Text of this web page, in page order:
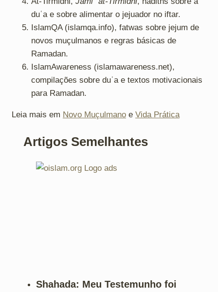
duʿa e sobre alimentar o jejuador no iftar.
IslamQA (islamqa.info), fatwas sobre jejum de
novos muçulmanos e regras básicas de
Ramadan.
IslamAwareness (islamawareness.net),
compilações sobre duʿa e textos motivacionais
para Ramadan.
Leia mais em Novo Muçulmano e Vida Prática
Artigos Semelhantes
Shahada: Meu Testemunho foi